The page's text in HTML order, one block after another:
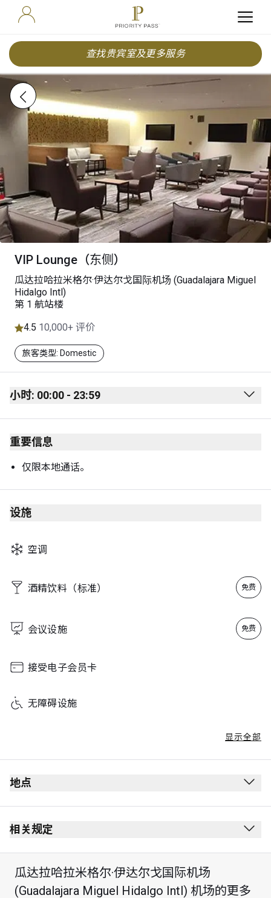
查找贵宾室及更多服务
VIP Lounge（东侧）
瓜达拉哈拉米格尔·伊达尔戈国际机场 (Guadalajara Miguel
Hidalgo Intl)
第 1 航站楼
4.5 10,000+ 评价
旅客类型: Domestic
小时: 00:00 - 23:59
Monday 00:00 - 23:59
Tuesday
Wednesday
Friday
Sunday
重要信息
仅限本地通话。
设施
空调
酒精饮料（标准） 免费
会议设施 免费
接受电子会员卡
无障碍设施
显示全部
地点
相关规定
禁止吸烟（包括电子烟）
无着装要求
儿童不得进入
瓜达拉哈拉米格尔·伊达尔戈国际机场
(Guadalajara Miguel Hidalgo Intl) 机场的更多